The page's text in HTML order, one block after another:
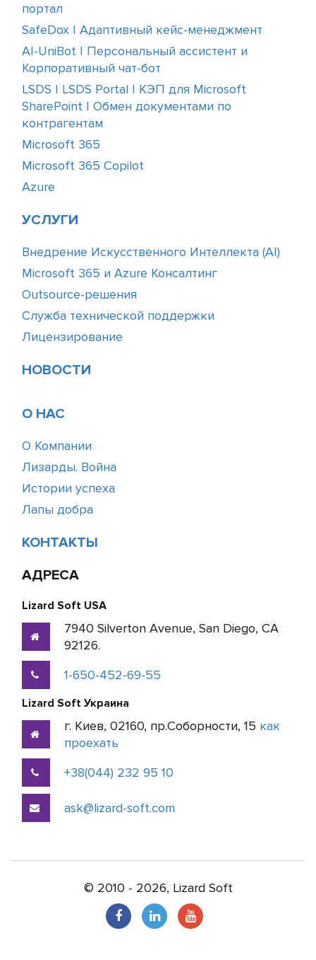
портал
SafeDox | Адаптивный кейс-менеджмент
AI-UniBot | Персональный ассистент и
Корпоративный чат-бот
LSDS | LSDS Portal | КЭП для Microsoft
SharePoint | Обмен документами по
контрагентам
Microsoft 365
Microsoft 365 Copilot
Azure
УСЛУГИ
Внедрение Искусственного Интеллекта (АІ)
Microsoft 365 и Azure Консалтинг
Outsource-решения
Служба технической поддержки
Лицензирование
НОВОСТИ
О НАС
О Компании
Лизарды. Война
Истории успеха
Лапы добра
КОНТАКТЫ
АДРЕСА
Lizard Soft USA
7940 Silverton Avenue, San Diego, CA
92126.
1-650-452-69-55
Lizard Soft Украина
г. Киев, 02160, пр.Соборности, 15 как
проехать
+38(044) 232 95 10
ask@lizard-soft.com
© 2010 - 2026, Lizard Soft